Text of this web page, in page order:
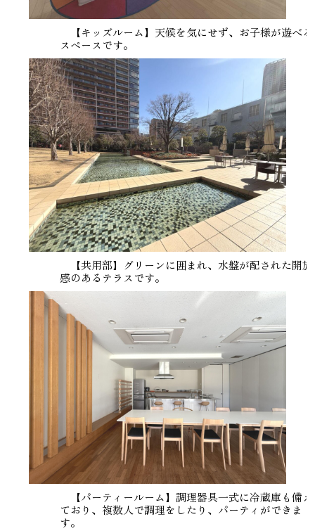
【キッズルーム】天候を気にせず、お子様が遊べる
スペースです。
【共用部】グリーンに囲まれ、水盤が配された開放
感のあるテラスです。
【パーティールーム】調理器具一式に冷蔵庫も備え
ており、複数人で調理をしたり、パーティができま
す。